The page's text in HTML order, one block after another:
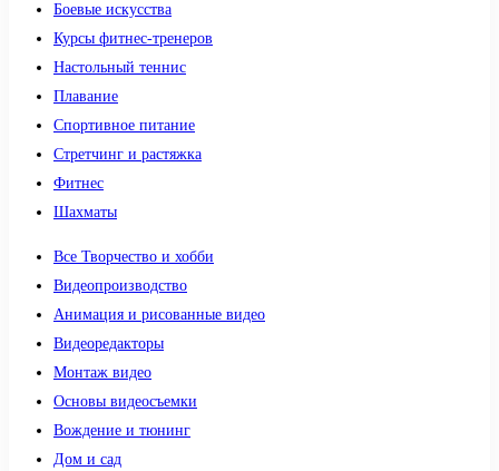
Боевые искусства
Курсы фитнес-тренеров
Настольный теннис
Плавание
Спортивное питание
Стретчинг и растяжка
Фитнес
Шахматы
Все Творчество и хобби
Видеопроизводство
Анимация и рисованные видео
Видеоредакторы
Монтаж видео
Основы видеосъемки
Вождение и тюнинг
Дом и сад